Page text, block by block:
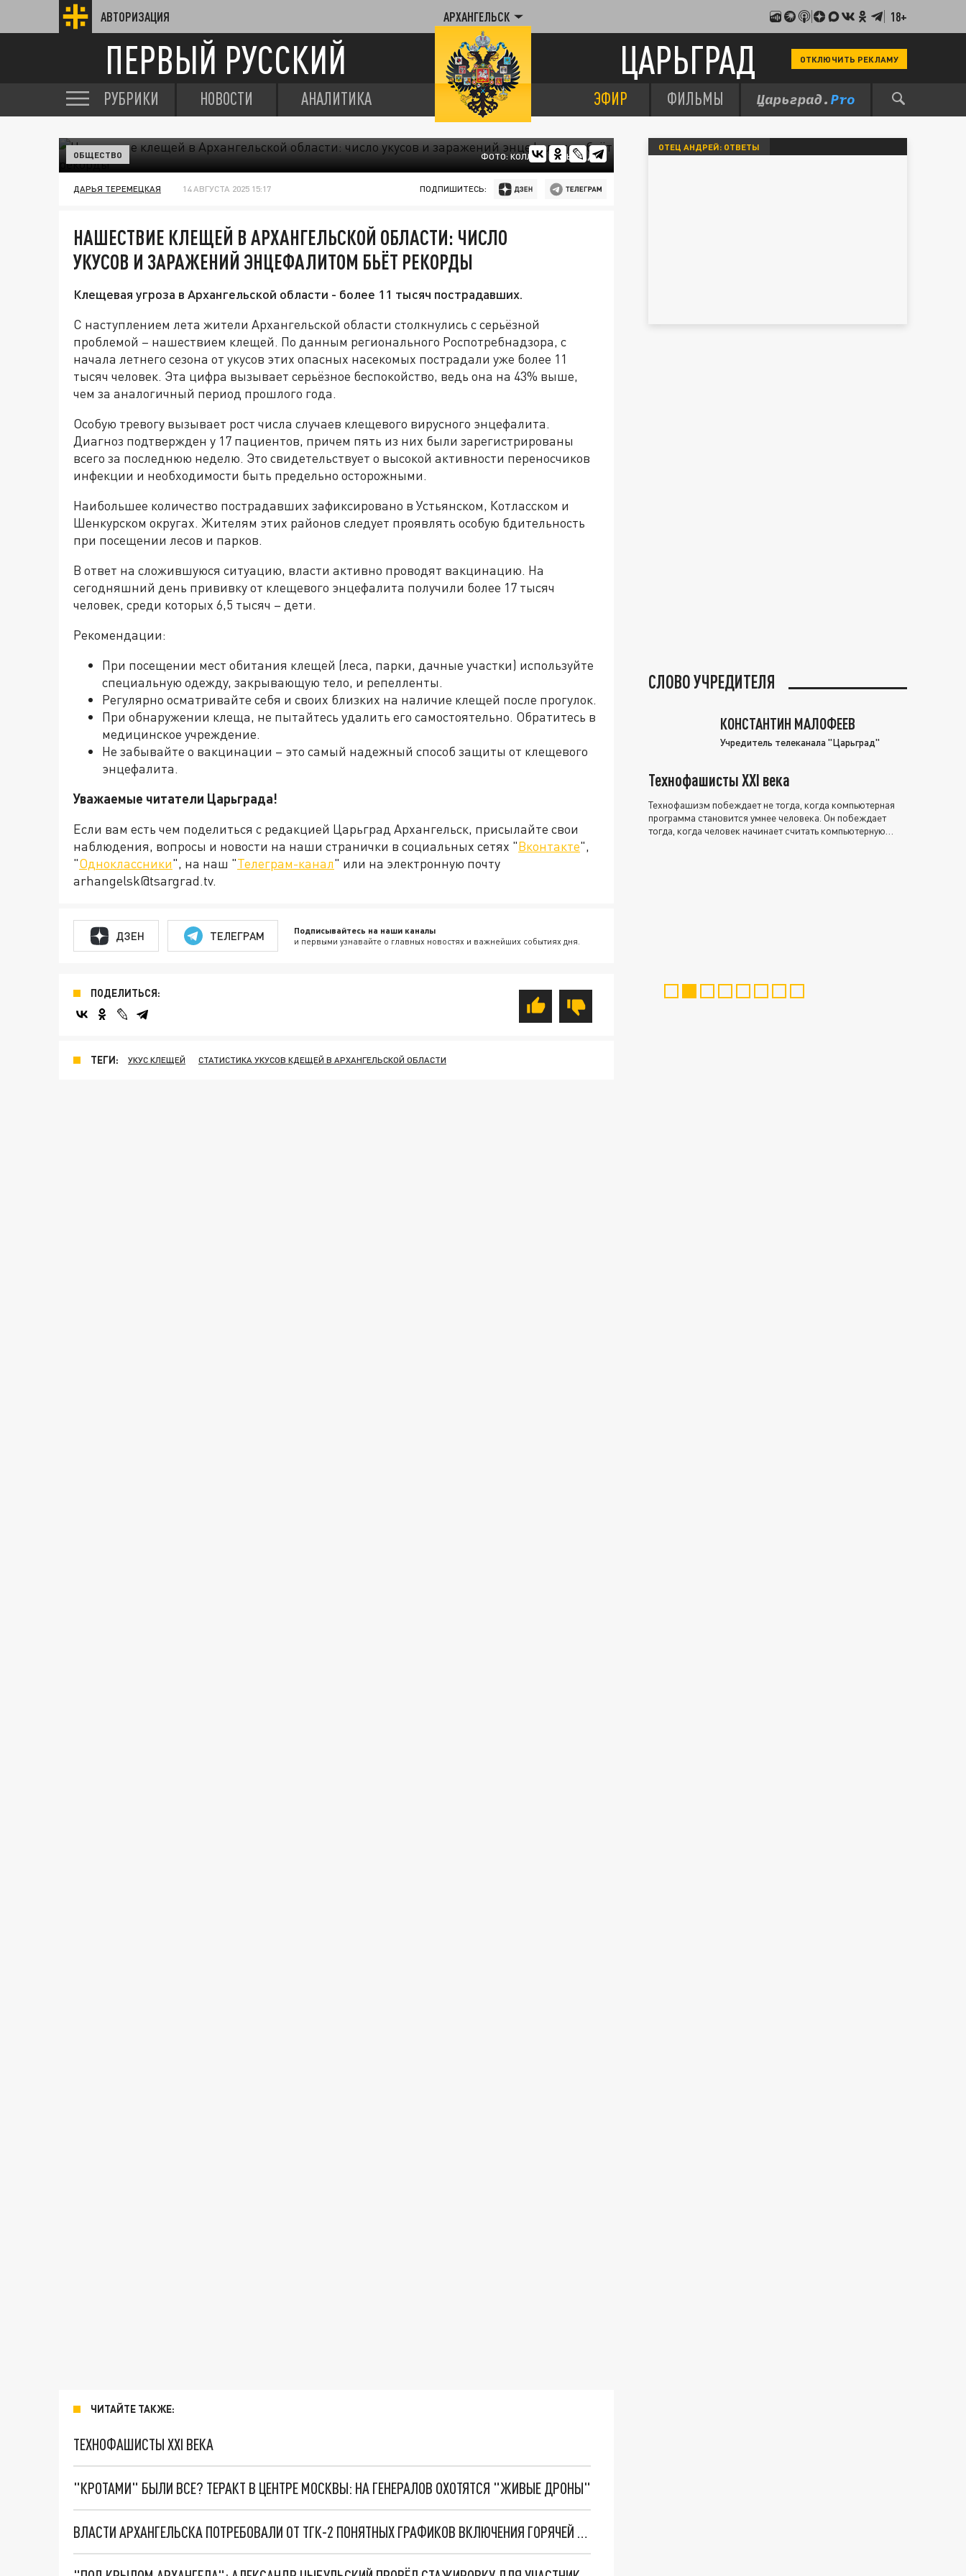
АВТОРИЗАЦИЯ АРХАНГЕЛЬСК 18+
ПЕРВЫЙ РУССКИЙ ЦАРЬГРАД ОТКЛЮЧИТЬ РЕКЛАМУ
РУБРИКИ НОВОСТИ АНАЛИТИКА ЭФИР ФИЛЬМЫ
ФОТО: КОЛЛАЖ ЦАРЬГРАДА
ОБЩЕСТВО
ДАРЬЯ ТЕРЕМЕЦКАЯ 14 АВГУСТА 2025 15:17 ПОДПИШИТЕСЬ:
НАШЕСТВИЕ КЛЕЩЕЙ В АРХАНГЕЛЬСКОЙ ОБЛАСТИ: ЧИСЛО
УКУСОВ И ЗАРАЖЕНИЙ ЭНЦЕФАЛИТОМ БЬЁТ РЕКОРДЫ
Клещевая угроза в Архангельской области - более 11 тысяч пострадавших.
С наступлением лета жители Архангельской области столкнулись с серьёзной
проблемой – нашествием клещей. По данным регионального Роспотребнадзора, с
начала летнего сезона от укусов этих опасных насекомых пострадали уже более 11
тысяч человек. Эта цифра вызывает серьёзное беспокойство, ведь она на 43% выше,
чем за аналогичный период прошлого года.
Особую тревогу вызывает рост числа случаев клещевого вирусного энцефалита.
Диагноз подтвержден у 17 пациентов, причем пять из них были зарегистрированы
всего за последнюю неделю. Это свидетельствует о высокой активности переносчиков
инфекции и необходимости быть предельно осторожными.
Наибольшее количество пострадавших зафиксировано в Устьянском, Котласском и
Шенкурском округах. Жителям этих районов следует проявлять особую бдительность
при посещении лесов и парков.
В ответ на сложившуюся ситуацию, власти активно проводят вакцинацию. На
сегодняшний день прививку от клещевого энцефалита получили более 17 тысяч
человек, среди которых 6,5 тысяч – дети.
Рекомендации:
При посещении мест обитания клещей (леса, парки, дачные участки) используйте
специальную одежду, закрывающую тело, и репелленты.
Регулярно осматривайте себя и своих близких на наличие клещей после прогулок.
При обнаружении клеща, не пытайтесь удалить его самостоятельно. Обратитесь в
медицинское учреждение.
Не забывайте о вакцинации – это самый надежный способ защиты от клещевого
энцефалита.
Уважаемые читатели Царьграда!
Если вам есть чем поделиться с редакцией Царьград Архангельск, присылайте свои
наблюдения, вопросы и новости на наши странички в социальных сетях "Вконтакте",
"Одноклассники", на наш "Телеграм-канал" или на электронную почту
arhangelsk@tsargrad.tv.
ДЗЕН ТЕЛЕГРАМ Подписывайтесь на наши каналы
и первыми узнавайте о главных новостях и важнейших событиях дня.
ПОДЕЛИТЬСЯ:
ТЕГИ: УКУС КЛЕЩЕЙ СТАТИСТИКА УКУСОВ КДЕЩЕЙ В АРХАНГЕЛЬСКОЙ ОБЛАСТИ
ЧИТАЙТЕ ТАКЖЕ:
ТЕХНОФАШИСТЫ XXI ВЕКА
"КРОТАМИ" БЫЛИ ВСЕ? ТЕРАКТ В ЦЕНТРЕ МОСКВЫ: НА ГЕНЕРАЛОВ ОХОТЯТСЯ "ЖИВЫЕ ДРОНЫ"
ВЛАСТИ АРХАНГЕЛЬСКА ПОТРЕБОВАЛИ ОТ ТГК-2 ПОНЯТНЫХ ГРАФИКОВ ВКЛЮЧЕНИЯ ГОРЯЧЕЙ ВОДЫ
ОТЕЦ АНДРЕЙ: ОТВЕТЫ
СЛОВО УЧРЕДИТЕЛЯ
КОНСТАНТИН МАЛОФЕЕВ
Учредитель телеканала "Царьград"
Технофашисты XXI века
Технофашизм побеждает не тогда, когда компьютерная
программа становится умнее человека. Он побеждает
тогда, когда человек начинает считать компьютерную